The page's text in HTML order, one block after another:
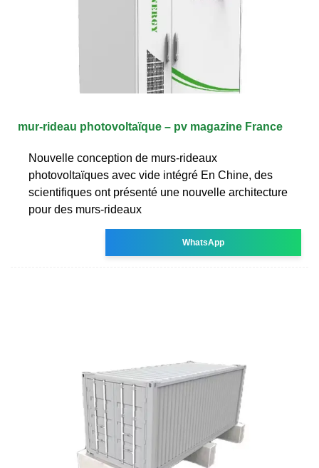
mur-rideau photovoltaïque – pv magazine France
Nouvelle conception de murs-rideaux
photovoltaïques avec vide intégré En Chine, des
scientifiques ont présenté une nouvelle architecture
pour des murs-rideaux
WhatsApp